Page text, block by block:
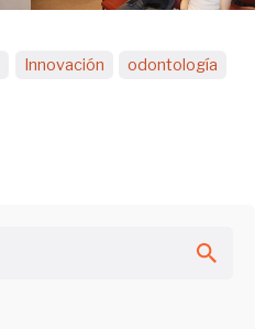
Innovación odontología